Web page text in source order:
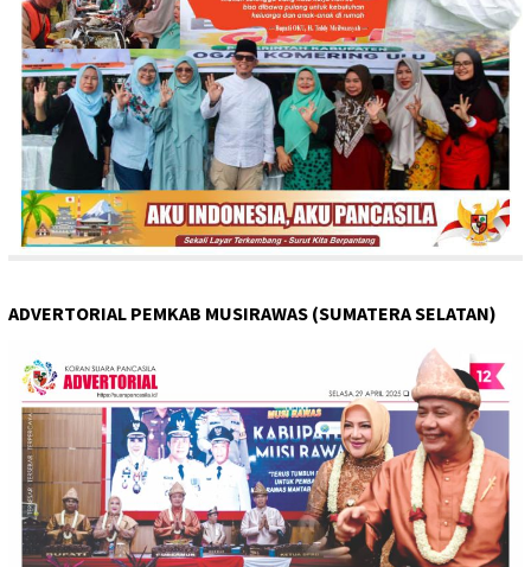
ADVERTORIAL PEMKAB MUSIRAWAS (SUMATERA SELATAN)